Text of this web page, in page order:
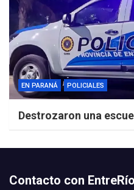
EN PARANÁ POLICIALES
Destrozaron una
Contacto con